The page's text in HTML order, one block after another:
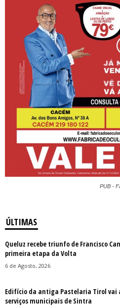
PUB -
ÚLTIMAS
Queluz recebe triunfo de Francisco
primeira etapa da Volta
6 de Agosto, 2026
Edifício da antiga Pastelaria Tirol vai
serviços municipais de Sintra